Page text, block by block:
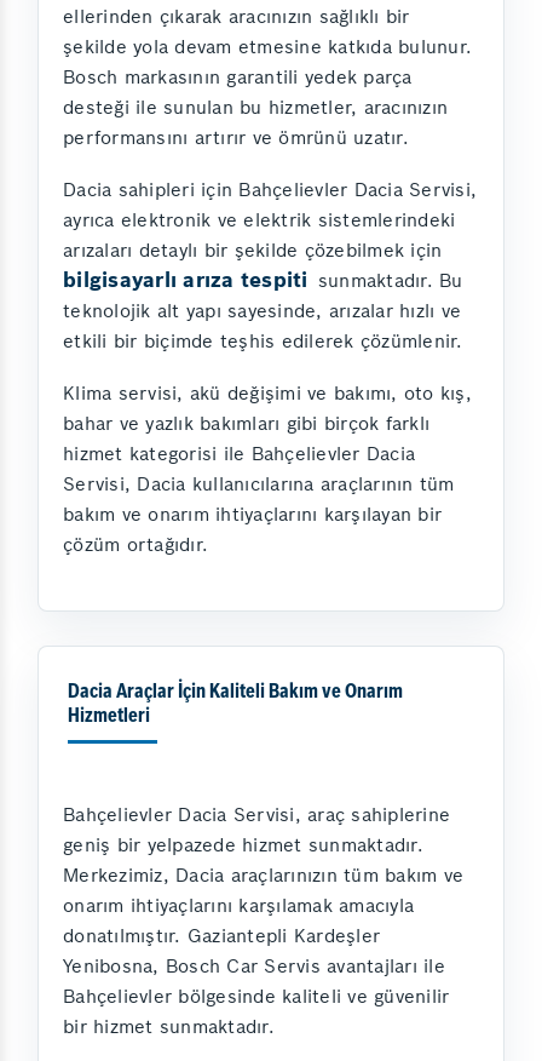
ellerinden çıkarak aracınızın sağlıklı bir
şekilde yola devam etmesine katkıda bulunur.
Bosch markasının garantili yedek parça
desteği ile sunulan bu hizmetler, aracınızın
performansını artırır ve ömrünü uzatır.
Dacia sahipleri için Bahçelievler Dacia Servisi,
ayrıca elektronik ve elektrik sistemlerindeki
arızaları detaylı bir şekilde çözebilmek için
bilgisayarlı arıza tespiti sunmaktadır. Bu
teknolojik alt yapı sayesinde, arızalar hızlı ve
etkili bir biçimde teşhis edilerek çözümlenir.
Klima servisi, akü değişimi ve bakımı, oto kış,
bahar ve yazlık bakımları gibi birçok farklı
hizmet kategorisi ile Bahçelievler Dacia
Servisi, Dacia kullanıcılarına araçlarının tüm
bakım ve onarım ihtiyaçlarını karşılayan bir
çözüm ortağıdır.
Dacia Araçlar İçin Kaliteli Bakım ve Onarım
Hizmetleri
Bahçelievler Dacia Servisi, araç sahiplerine
geniş bir yelpazede hizmet sunmaktadır.
Merkezimiz, Dacia araçlarınızın tüm bakım ve
onarım ihtiyaçlarını karşılamak amacıyla
donatılmıştır. Gaziantepli Kardeşler
Yenibosna, Bosch Car Servis avantajları ile
Bahçelievler bölgesinde kaliteli ve güvenilir
bir hizmet sunmaktadır.